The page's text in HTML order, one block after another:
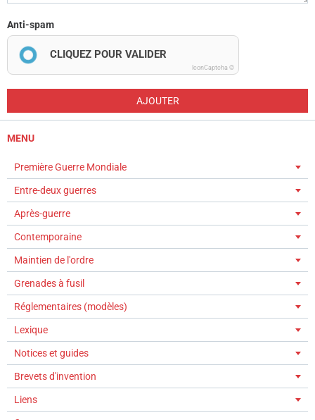
Anti-spam
CLIQUEZ POUR VALIDER
IconCaptcha ©
AJOUTER
MENU
Première Guerre Mondiale
Entre-deux guerres
Après-guerre
Contemporaine
Maintien de l'ordre
Grenades à fusil
Réglementaires (modèles)
Lexique
Notices et guides
Brevets d'invention
Liens